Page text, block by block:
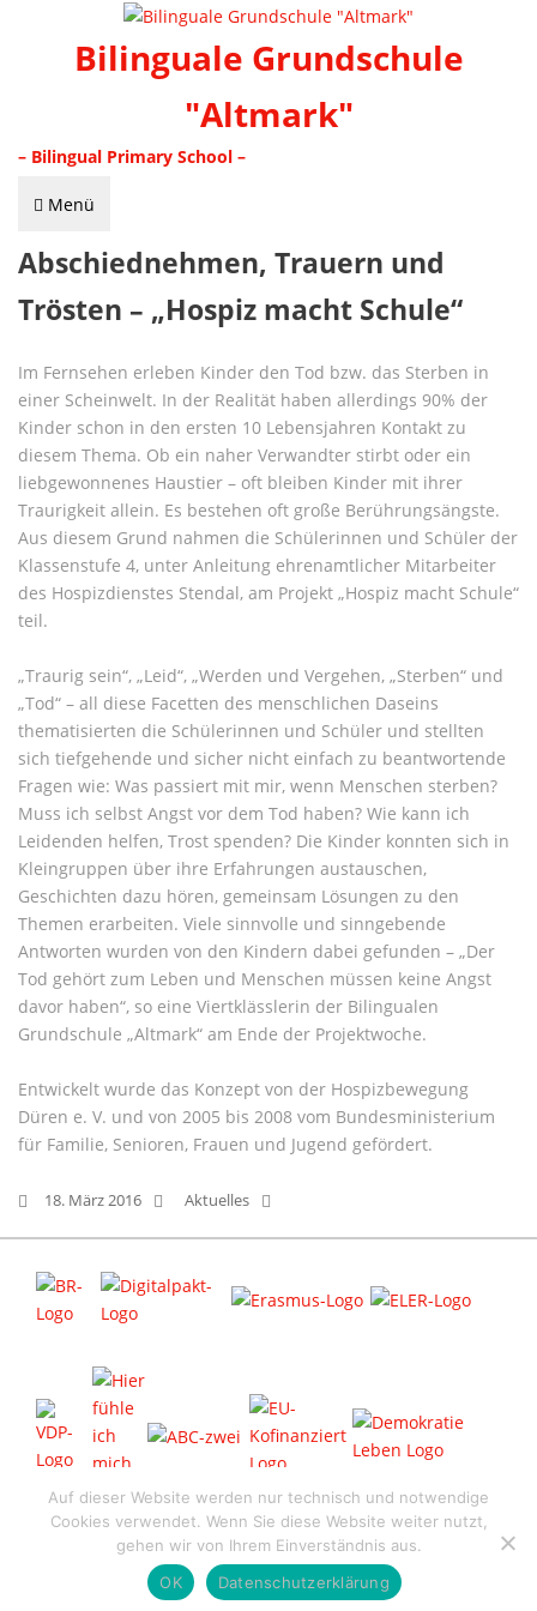
Bilinguale Grundschule
"Altmark"
– Bilingual Primary School –
Menü
Abschiednehmen, Trauern und
Trösten – „Hospiz macht Schule“
Im Fernsehen erleben Kinder den Tod bzw. das Sterben in
einer Scheinwelt. In der Realität haben allerdings 90% der
Kinder schon in den ersten 10 Lebensjahren Kontakt zu
diesem Thema. Ob ein naher Verwandter stirbt oder ein
liebgewonnenes Haustier – oft bleiben Kinder mit ihrer
Traurigkeit allein. Es bestehen oft große Berührungsängste.
Aus diesem Grund nahmen die Schülerinnen und Schüler der
Klassenstufe 4, unter Anleitung ehrenamtlicher Mitarbeiter
des Hospizdienstes Stendal, am Projekt „Hospiz macht Schule“
teil.
„Traurig sein“, „Leid“, „Werden und Vergehen, „Sterben“ und
„Tod“ – all diese Facetten des menschlichen Daseins
thematisierten die Schülerinnen und Schüler und stellten
sich tiefgehende und sicher nicht einfach zu beantwortende
Fragen wie: Was passiert mit mir, wenn Menschen sterben?
Muss ich selbst Angst vor dem Tod haben? Wie kann ich
Leidenden helfen, Trost spenden? Die Kinder konnten sich in
Kleingruppen über ihre Erfahrungen austauschen,
Geschichten dazu hören, gemeinsam Lösungen zu den
Themen erarbeiten. Viele sinnvolle und sinngebende
Antworten wurden von den Kindern dabei gefunden – „Der
Tod gehört zum Leben und Menschen müssen keine Angst
davor haben“, so eine Viertklässlerin der Bilingualen
Grundschule „Altmark“ am Ende der Projektwoche.
Entwickelt wurde das Konzept von der Hospizbewegung
Düren e. V. und von 2005 bis 2008 vom Bundesministerium
für Familie, Senioren, Frauen und Jugend gefördert.
18. März 2016 Aktuelles
© 2026 Bilinguale Grundschule "Altmark" - designed byHey_Marten
Datenschutz Impressum
Auf dieser Website werden nur technisch und notwendige
Cookies verwendet. Wenn Sie diese Website weiter nutzt,
gehen wir von Ihrem Einverständnis aus.
OK
Datenschutzerklärung